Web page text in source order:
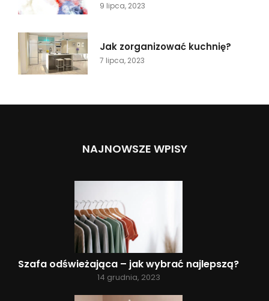
9 lipca, 2023
Jak zorganizować kuchnię?
7 lipca, 2023
NAJNOWSZE WPISY
Szafa odświeżająca – jak wybrać najlepszą?
14 grudnia, 2023